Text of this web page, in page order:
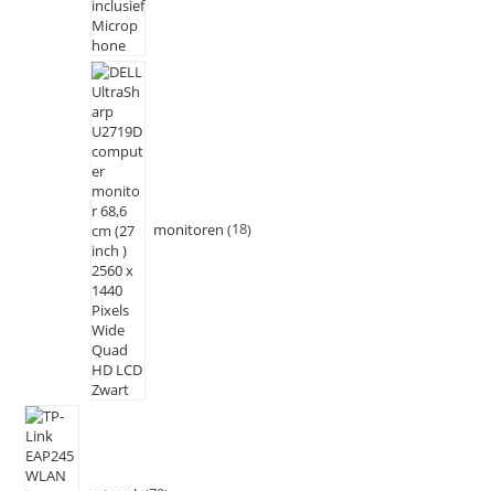
monitoren 18